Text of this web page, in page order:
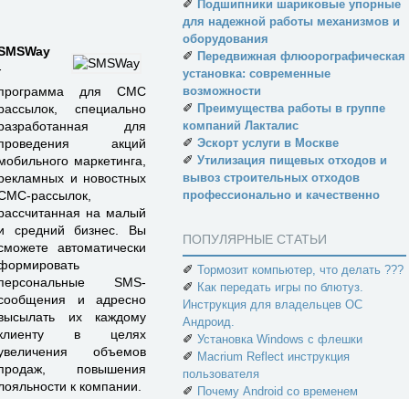
для СМС
специально
для
акций
маркетинга,
и новостных
рассылок,
на малый
средний бизнес. Вы
автоматически
SMS-
и адресно
их каждому
в целях
объемов
повышения
к компании.
✐ Подшипники шариковые упорные
для надежной работы механизмов и
оборудования
✐ Передвижная флюорографическая
установка: современные
возможности
✐ Преимущества работы в группе
компаний Лакталис
✐ Эскорт услуги в Москве
✐ Утилизация пищевых отходов и
вывоз строительных отходов
профессионально и качественно
ПОПУЛЯРНЫЕ СТАТЬИ
✐ Тормозит компьютер, что делать ???
✐ Как передать игры по блютуз.
Инструкция для владельцев ОС
Андроид.
✐ Установка Windows с флешки
✐ Macrium Reflect инструкция
пользователя
✐ Почему Android со временем